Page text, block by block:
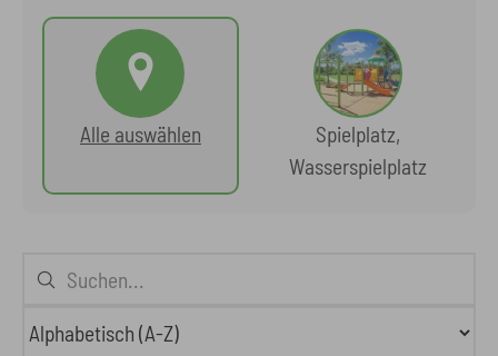
Alle auswählen
Spielplatz,
Wasserspielplatz